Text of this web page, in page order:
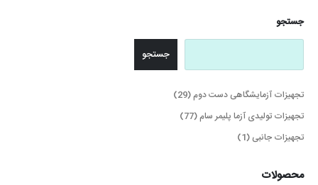
جستجو
جستجو
تجهیزات آزمایشگاهی دست دوم 29
29
تجهیزات تولیدی آزما پلیمر سام 77
77
تجهیزات جانبی 1
1
محصولات